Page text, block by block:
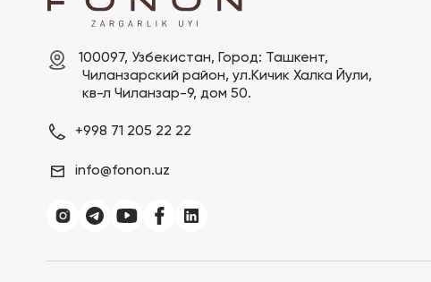
100097, Узбекистан, Город: Ташкент,
кв-л Чиланзар-9, дом 50.
+998 71 205 22 22
info@fonon.uz